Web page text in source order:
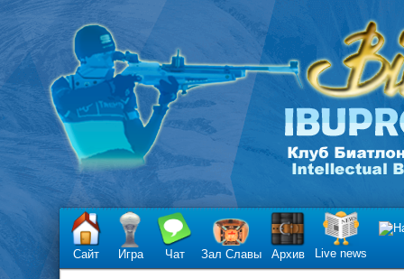
Сайт Игра Чат Зал Славы Архив Live news